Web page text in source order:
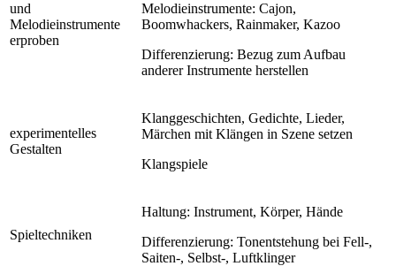
und
Melodieinstrumente
erproben
Melodieinstrumente: Cajon,
Boomwhackers, Rainmaker, Kazoo
Differenzierung: Bezug zum Aufbau
anderer Instrumente herstellen
experimentelles
Gestalten
Klanggeschichten, Gedichte, Lieder,
Märchen mit Klängen in Szene setzen
Klangspiele
Spieltechniken
Haltung: Instrument, Körper, Hände
Differenzierung: Tonentstehung bei Fell-,
Saiten-, Selbst-, Luftklinger